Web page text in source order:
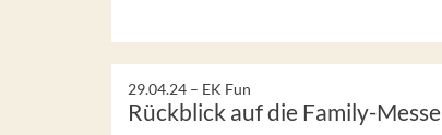
29.04.24 – EK Fun
Rückblick auf die Family-Messe